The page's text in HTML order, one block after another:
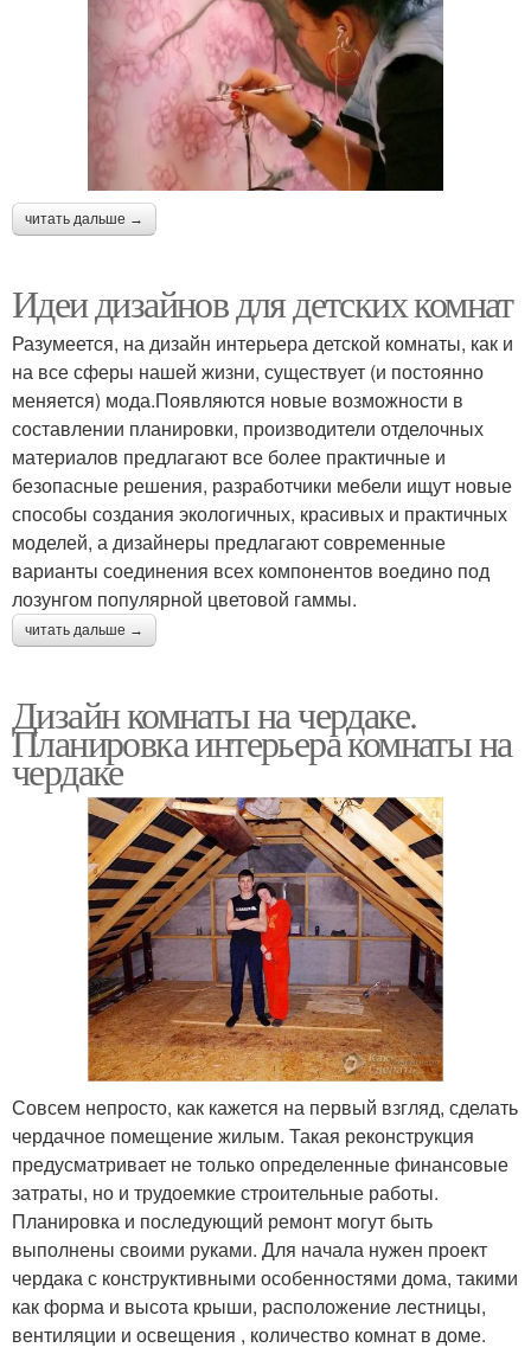
читать дальше →
Идеи дизайнов для детских комнат
Разумеется, на дизайн интерьера детской комнаты, как и
на все сферы нашей жизни, существует (и постоянно
меняется) мода.Появляются новые возможности в
составлении планировки, производители отделочных
материалов предлагают все более практичные и
безопасные решения, разработчики мебели ищут новые
способы создания экологичных, красивых и практичных
моделей, а дизайнеры предлагают современные
варианты соединения всех компонентов воедино под
лозунгом популярной цветовой гаммы.
читать дальше →
Дизайн комнаты на чердаке.
Планировка интерьера комнаты на
чердаке
Совсем непросто, как кажется на первый взгляд, сделать
чердачное помещение жилым. Такая реконструкция
предусматривает не только определенные финансовые
затраты, но и трудоемкие строительные работы.
Планировка и последующий ремонт могут быть
выполнены своими руками. Для начала нужен проект
чердака с конструктивными особенностями дома, такими
как форма и высота крыши, расположение лестницы,
вентиляции и освещения , количество комнат в доме.